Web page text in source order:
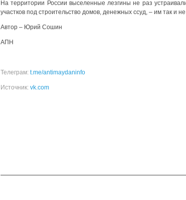
На территории России выселенные лезгины не раз
участков под строительство домов, денежных ссуд, – им так и
Автор – Юрий Сошин
АПН
Телеграм: t.me/antimaydaninfo
Источник: vk.com